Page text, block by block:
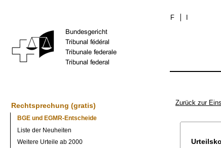
F
Rechtsprechung (gratis)
BGE und EGMR-Entscheide
Liste der Neuheiten
Weitere Urteile ab 2000
Zurück zur